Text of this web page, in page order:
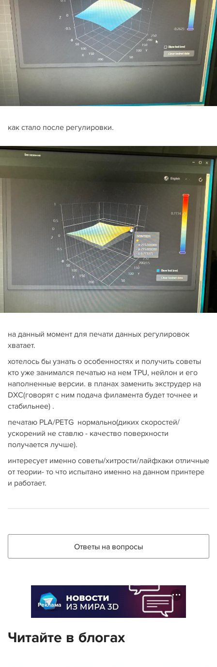
как стало после регулировки.
на данный момент для печати данных регулировок
хватает.
хотелось бы узнать о особенностях и получить советы
кто уже занимался печатью на нем TPU, нейлон и его
наполненные версии. в планах заменить экструдер на
DXC(говорят с ним подача филамента будет точнее и
стабильнее) .
печатаю PLA/PETG нормально(диких скоростей/
ускорений не ставлю - качество поверхности
получается лучше).
интересует именно советы/хитрости/лайфхаки отличные
от теории- то что испытано именно на данном принтере
и работает.
Ответы на вопросы
Реклама
Читайте в блогах